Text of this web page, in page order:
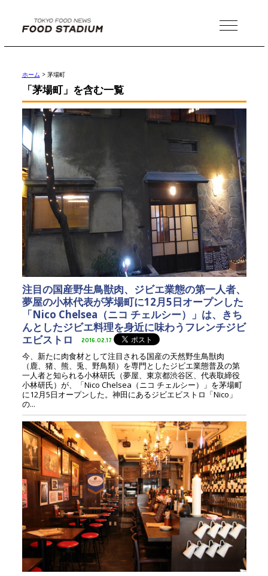
MENU
ホーム > 茅場町
「茅場町」を含む一覧
注目の国産野生鳥獣肉、ジビエ業態の第一人者、
夢屋の小林代表が茅場町に12月5日オープンした
「Nico Chelsea（ニコ チェルシー）」は、きち
んとしたジビエ料理を身近に味わうフレンチジビ
エビストロ
2016.02.17
今、新たに肉食材として注目される国産の天然野生鳥獣肉
（鹿、猪、熊、兎、野鳥類）を専門としたジビエ業態普及の第
一人者と知られる小林研氏（夢屋、東京都渋谷区、代表取締役
小林研氏）が、「Nico Chelsea（ニコ チェルシー）」を茅場町
に12月5日オープンした。神田にあるジビエビストロ「Nico」
の...